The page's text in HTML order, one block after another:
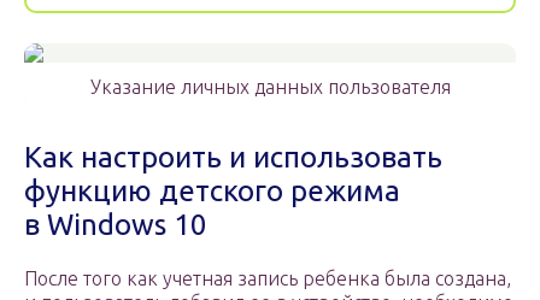
Указание личных данных пользователя
Как настроить и использовать
функцию детского режима
в Windows 10
После того как учетная запись ребенка была создана,